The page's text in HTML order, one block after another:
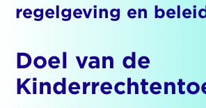
regelgeving en
Doel van de